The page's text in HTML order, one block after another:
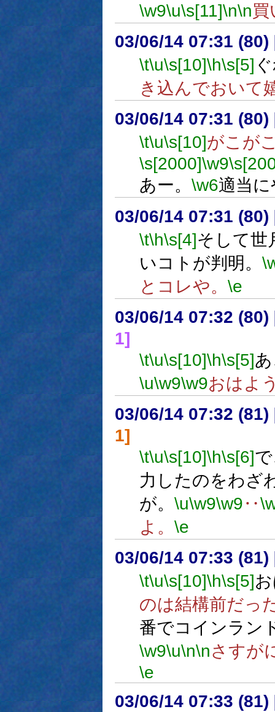
\w9\u\s[11]\n\n
03/06/14 07:31 (80)
\t\u\s[10]\h\s[5]
き込んでおいて
03/06/14 07:31 (80)
\t\u\s[10]がこが
\s[2000]\w9
あー。 \w6適当
03/06/14 07:31 (80)
\t\h\s[4]そして世
いコトが判明。
とコレや。 \e
03/06/14 07:32 (80)
1]
\t\u\s[10]\h\s[5]
\u\w9\w9おはよ
03/06/14 07:32 (81)
1]
\t\u\s[10]\h\s[6]
力したのをわざ
が。 \u\w9\w9‥
よ。 \e
03/06/14 07:33 (81)
\t\u\s[10]\h\s[5]
のは結構前だっ
番でコインラン
\w9\u\n\nさすが
\e
03/06/14 07:33 (81)